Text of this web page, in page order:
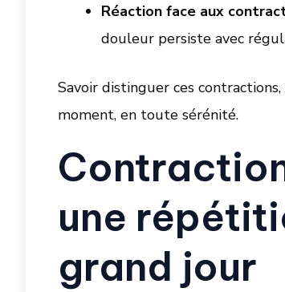
Réaction face aux
douleur persiste avec
Savoir distinguer ces
moment, en toute sérénité.
une
grand jour